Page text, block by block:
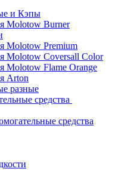
и Кэпы
Molotow Burner
Molotow Premium
Molotow Coversall Color
Molotow Flame Orange
Arton
разные
средства
средства